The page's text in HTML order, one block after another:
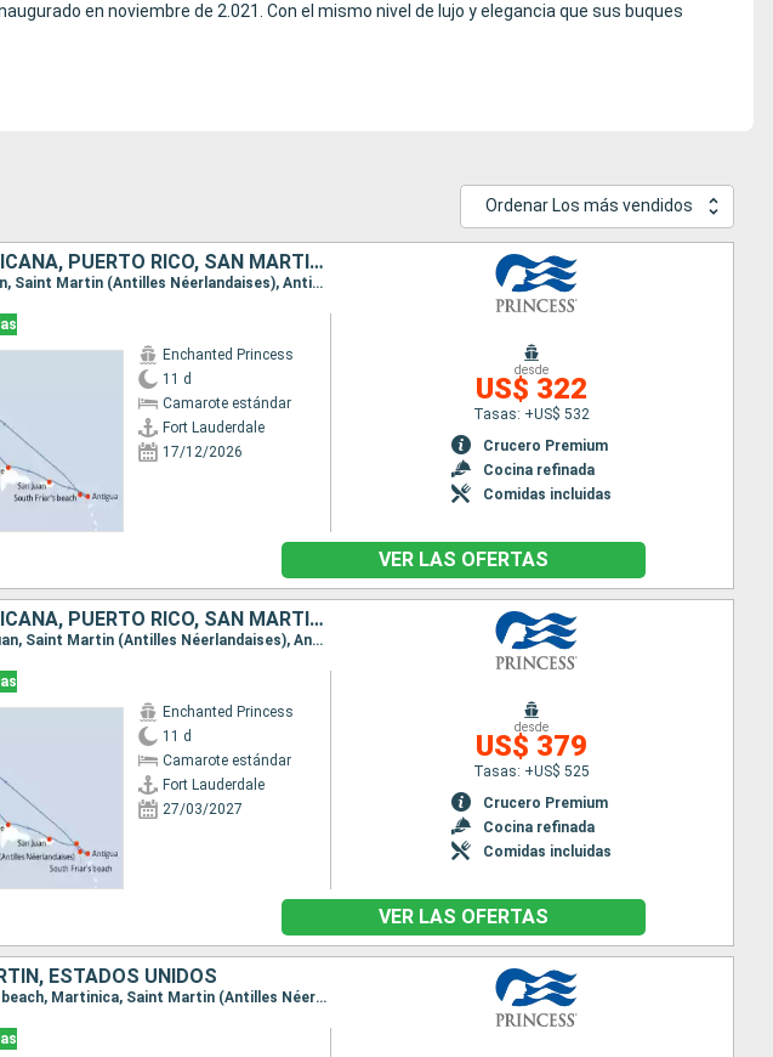
en noviembre de 2.021. Con el mismo nivel de lujo y elegancia que sus buques
Ordenar Los más vendidos
ESTADOS UNIDOS, BAHAMAS, REPÚBLICA DOMINICANA, PUERTO RICO, SAN MARTÍN, ANTIGUA Y BARBUDA
Itinerario : Fort Lauderdale, Princess Cays, Amber Cove, San Juan, Saint Martin (Antilles Néerlandaises), Antigua, South Friar's beach, Fort Lauderdale
Enchanted Princess
11 d
Camarote estándar
Fort Lauderdale
17/12/2026
desde
US$ 322
Tasas: +US$ 532
Crucero Premium
Cocina refinada
Comidas incluidas
VER LAS OFERTAS
ESTADOS UNIDOS, BAHAMAS, REPÚBLICA DOMINICANA, PUERTO RICO, SAN MARTÍN, ANTIGUA Y BARBUDA
Itinerario : Fort Lauderdale, Celebration Key, Amber Cove, San Juan, Saint Martin (Antilles Néerlandaises), Antigua, South Friar's beach, Fort Lauderdale
Enchanted Princess
11 d
Camarote estándar
Fort Lauderdale
27/03/2027
desde
US$ 379
Tasas: +US$ 525
Crucero Premium
Cocina refinada
Comidas incluidas
VER LAS OFERTAS
ESTADOS UNIDOS
Itinerario : Fort Lauderdale, Amber Cove, San Juan, South Friar's beach, Martinica, Saint Martin (Antilles Néerlandaises), Fort Lauderdale